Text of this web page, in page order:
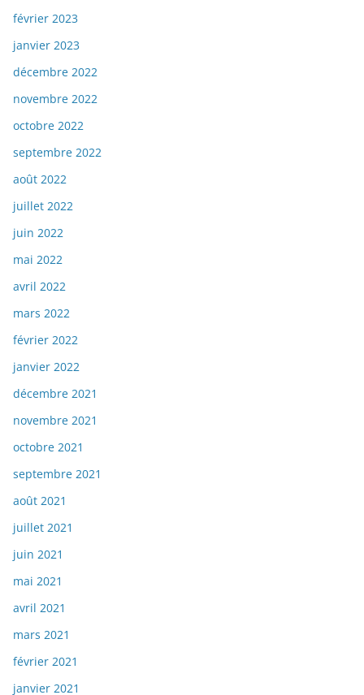
février 2023
janvier 2023
décembre 2022
novembre 2022
octobre 2022
septembre 2022
août 2022
juillet 2022
juin 2022
mai 2022
avril 2022
mars 2022
février 2022
janvier 2022
décembre 2021
novembre 2021
octobre 2021
septembre 2021
août 2021
juillet 2021
juin 2021
mai 2021
avril 2021
mars 2021
février 2021
janvier 2021